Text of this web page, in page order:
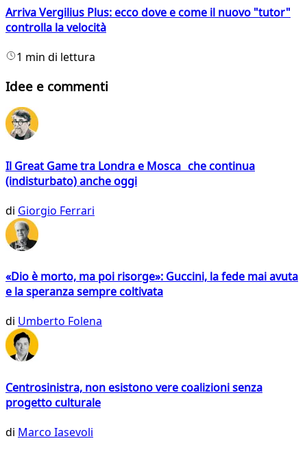
Arriva Vergilius Plus: ecco dove e come il nuovo "tutor"
controlla la velocità
1 min di lettura
Idee e commenti
Il Great Game tra Londra e Mosca che continua
(indisturbato) anche oggi
di Giorgio Ferrari
«Dio è morto, ma poi risorge»: Guccini, la fede mai avuta
e la speranza sempre coltivata
di Umberto Folena
Centrosinistra, non esistono vere coalizioni senza
progetto culturale
di Marco Iasevoli